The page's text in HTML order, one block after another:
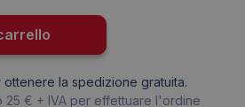
la spedizione gratuita.
25 € + IVA per effettuare l'ordine